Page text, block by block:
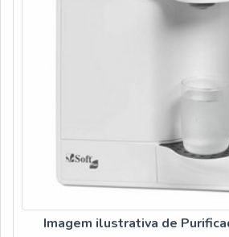
Imagem ilustrativa de